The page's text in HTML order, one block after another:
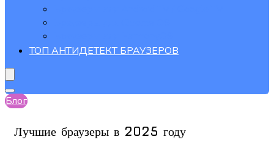
ТОП АНТИДЕТЕКТ БРАУЗЕРОВ
Блог
Лучшие браузеры в 2025 году